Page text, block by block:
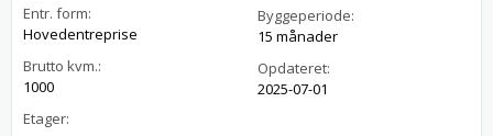
Entr. form:
Hovedentreprise
Brutto kvm.:
1000
Etager:
Byggeperiode:
15 månader
Opdateret:
2025-07-01